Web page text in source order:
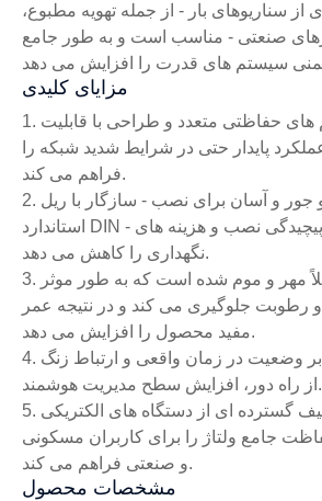
سناریوهای بار - از جمله تهویه مطبوع،
صنعتی - مناسب است و به طور جامع
مزایای کلیدی
1. مجهز به مکانیسم های حفاظتی متعدد و طراحی با قابلیت
عملکرد پایدار حتی در شرایط شدید شبکه را
فراهم می کند.
2. اندازه جمع و جور و آسان برای نصب - سازگار با ریل
استاندارد DIN - به طور قابل توجهی پیچیدگی نصب و هزینه های
نگهداری را کاهش می دهد.
3. دارای ساختاری کاملاً مهر و موم شده است که به طور موثر
و رطوبت جلوگیری می کند و در نتیجه عمر
مفید محصول را افزایش می دهد.
4. پشتیبانی از نظارت بر وضعیت در زمان واقعی و ارتباط زنگ
از راه دور، افزایش سطح مدیریت هوشمند.
5. به طور گسترده با طیف گسترده ای از دستگاه های الکتریکی
جامع ولتاژ را برای کاربران مسکونی
و صنعتی فراهم می کند.
مشخصات محصول